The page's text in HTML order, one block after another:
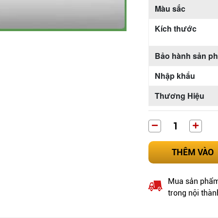
Màu sắc
Kích thước
Bảo hành sản
Nhập khẩu
Thương Hiệu
THÊM VÀO
Mua sản
trong nội